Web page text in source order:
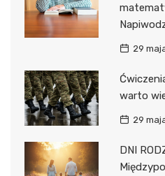
29
warto
29
DNI